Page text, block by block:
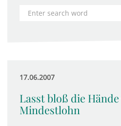
17.06.2007
Lasst bloß die Hände
Mindestlohn